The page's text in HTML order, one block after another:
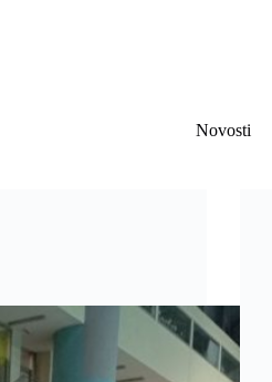
Novosti